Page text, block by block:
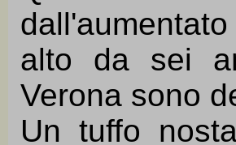
alto da sei
Verona sono
Un tuffo